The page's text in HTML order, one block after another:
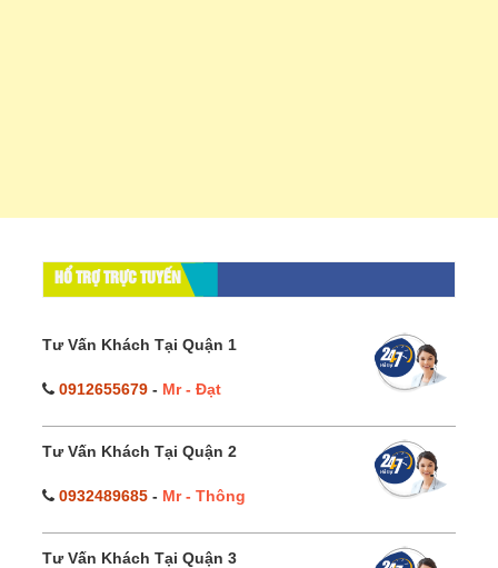
HỔ TRỢ TRỰC TUYẾN
Tư Vấn Khách Tại Quận 1
0912655679 - Mr - Đạt
Tư Vấn Khách Tại Quận 2
0932489685 - Mr - Thông
Tư Vấn Khách Tại Quận 3